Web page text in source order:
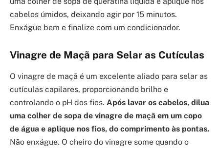
cabelos úmidos, deixando agir por 15 minutos.
Enxágue bem e finalize com um condicionador.
Vinagre de Maçã para Selar as Cutículas
O vinagre de maçã é um excelente aliado para selar as
cutículas capilares, proporcionando brilho e
controlando o pH dos fios. Após lavar os cabelos, dilua
uma colher de sopa de vinagre de maçã em um copo
de água e aplique nos fios, do comprimento às pontas.
Não enxágue. O cheiro do vinagre some quando o